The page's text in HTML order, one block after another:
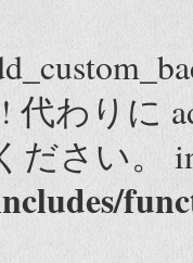
わりに
ださい。